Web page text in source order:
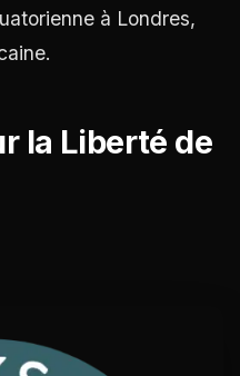
à Londres,
​.
la Liberté de